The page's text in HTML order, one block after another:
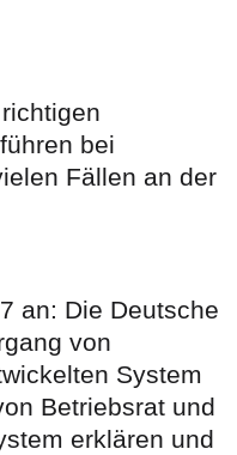
bei
Fällen an der
an: Die Deutsche
von
System
Betriebsrat und
erklären und